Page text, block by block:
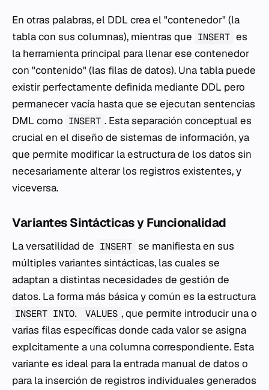
En otras palabras, el DDL crea el "contenedor" (la
tabla con sus columnas), mientras que INSERT es
la herramienta principal para llenar ese contenedor
con "contenido" (las filas de datos). Una tabla puede
existir perfectamente definida mediante DDL pero
permanecer vacía hasta que se ejecutan sentencias
DML como INSERT . Esta separación conceptual es
crucial en el diseño de sistemas de información, ya
que permite modificar la estructura de los datos sin
necesariamente alterar los registros existentes, y
viceversa.
Variantes Sintácticas y Funcionalidad
La versatilidad de INSERT se manifiesta en sus
múltiples variantes sintácticas, las cuales se
adaptan a distintas necesidades de gestión de
datos. La forma más básica y común es la estructura
INSERT INTO... VALUES , que permite introducir una o
varias filas específicas donde cada valor se asigna
explcitamente a una columna correspondiente. Esta
variante es ideal para la entrada manual de datos o
para la inserción de registros individuales generados